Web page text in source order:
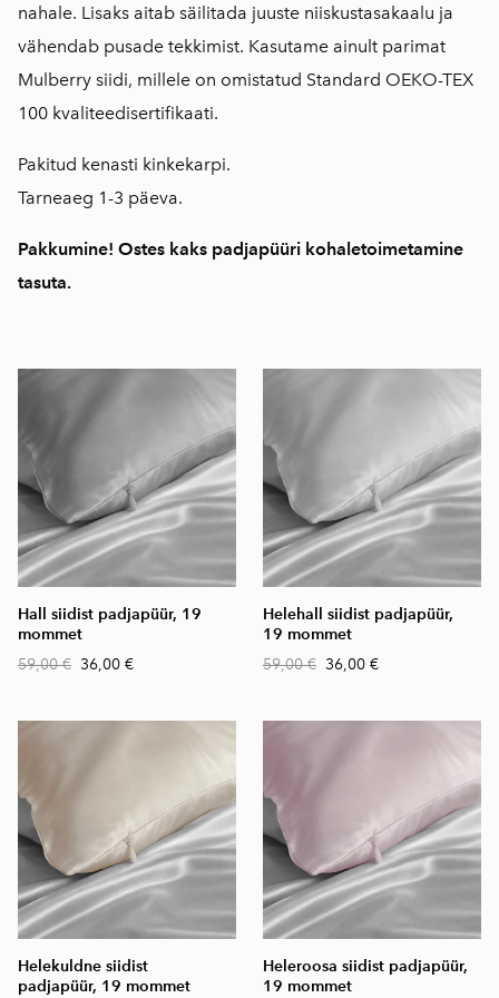
nahale. Lisaks aitab säilitada juuste niiskustasakaalu ja
vähendab pusade tekkimist. Kasutame ainult parimat
Mulberry siidi, millele on omistatud Standard OEKO-TEX
100 kvaliteedisertifikaati.
Pakitud kenasti kinkekarpi.
Tarneaeg 1-3 päeva.
Pakkumine! Ostes kaks padjapüüri kohaletoimetamine
tasuta.
Hall siidist padjapüür, 19
mommet
59,00 € 36,00 €
Helehall siidist padjapüür,
19 mommet
59,00 € 36,00 €
Helekuldne siidist
padjapüür, 19 mommet
Heleroosa siidist padjapüür,
19 mommet